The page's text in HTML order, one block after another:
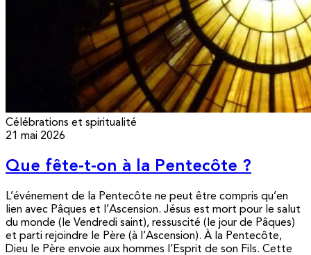
Célébrations et spiritualité
21 mai 2026
Que fête-t-on à la Pentecôte ?
L’événement de la Pentecôte ne peut être compris qu’en
lien avec Pâques et l’Ascension. Jésus est mort pour le salut
du monde (le Vendredi saint), ressuscité (le jour de Pâques)
et parti rejoindre le Père (à l’Ascension). À la Pentecôte,
Dieu le Père envoie aux hommes l’Esprit de son Fils. Cette